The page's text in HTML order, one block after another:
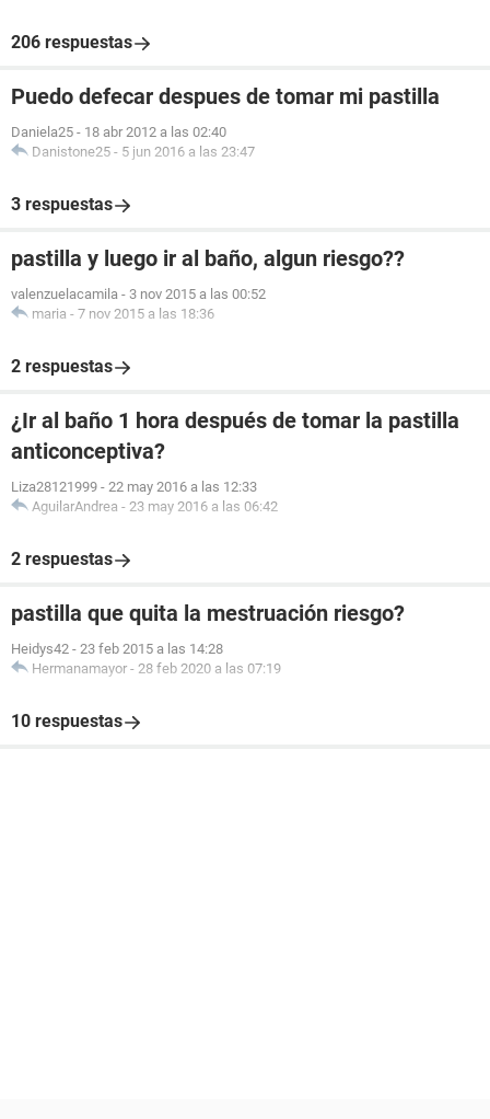
206 respuestas
Puedo defecar despues de tomar mi pastilla
Daniela25 - 18 abr 2012 a las 02:40
Danistone25 - 5 jun 2016 a las 23:47
3 respuestas
pastilla y luego ir al baño, algun riesgo??
valenzuelacamila - 3 nov 2015 a las 00:52
maria - 7 nov 2015 a las 18:36
2 respuestas
¿Ir al baño 1 hora después de tomar la pastilla
anticonceptiva?
Liza28121999 - 22 may 2016 a las 12:33
AguilarAndrea - 23 may 2016 a las 06:42
2 respuestas
pastilla que quita la mestruación riesgo?
Heidys42 - 23 feb 2015 a las 14:28
Hermanamayor - 28 feb 2020 a las 07:19
10 respuestas